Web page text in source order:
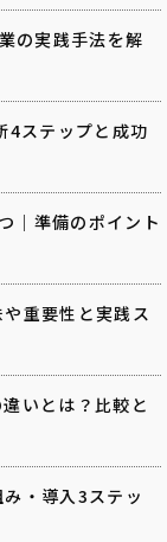
の実践手法を解
4ステップと成功
｜準備のポイント
重要性と実践ス
いとは？比較と
・導入3ステッ